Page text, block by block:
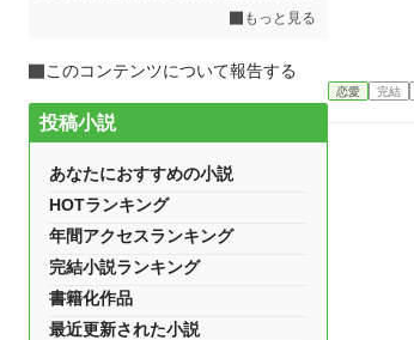
恋愛 完結
もっと見る
このコンテンツについて報告する
投稿小説
あなたにおすすめの小説
HOTランキング
年間アクセスランキング
完結小説ランキング
書籍化作品
最近更新された小説